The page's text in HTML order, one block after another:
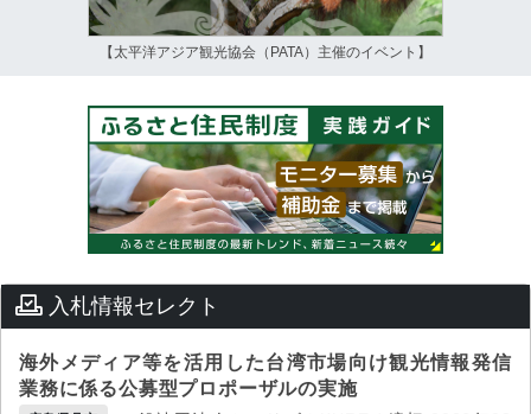
【太平洋アジア観光協会（PATA）主催のイベント】
入札情報セレクト
海外メディア等を活用した台湾市場向け観光情報発信
業務に係る公募型プロポーザルの実施